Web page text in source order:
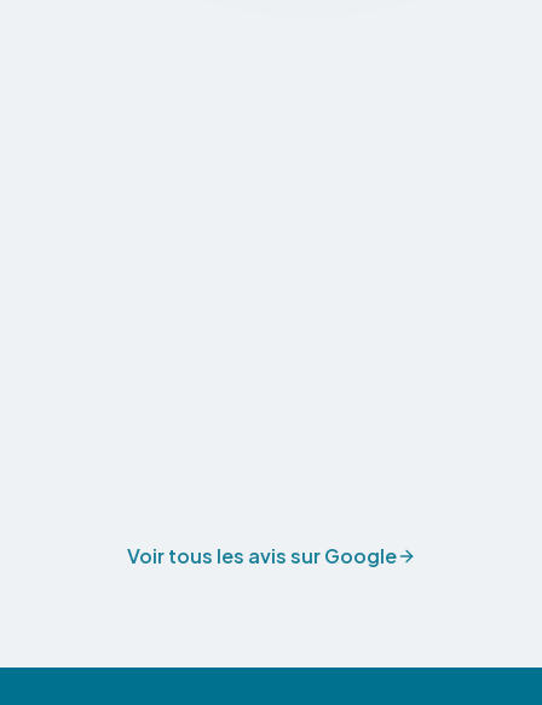
Voir tous les avis sur Google